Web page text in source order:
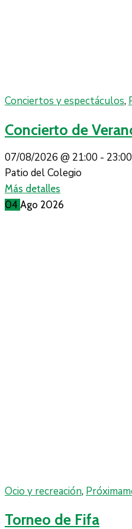
Conciertos y espectáculos,
Concierto de
07/08/2026 @ 21:00 - 23:00
Patio del Colegio
Más detalles
04 Ago 2026
Ocio y recreación,
Torneo de Fifa